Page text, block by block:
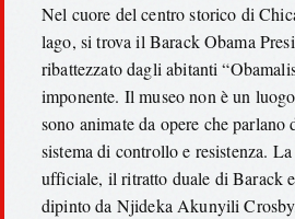
Nel cuore del centro storico di
lago, si trova il Barack Obama
ribattezzato dagli abitanti
imponente. Il museo non è un
sono animate da opere che parlano
sistema di controllo e resistenza.
ufficiale, il ritratto duale di Barack
dipinto da Njideka Akunyili